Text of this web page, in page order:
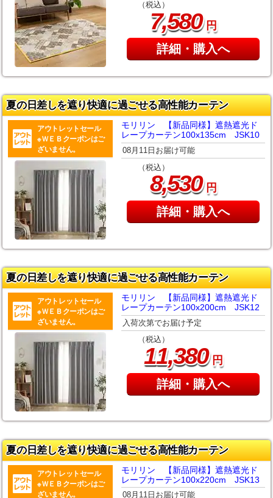
（税込）
7,580円
詳細・購入へ
夏の日差しを遮り快適に過ごせる高性能カーテン
アウトレットセール
※ＷＥＢクーポンはご
ざいません。
モリリン 【新品同様】遮熱遮光ド
レープカーテン100x135cm JSK10
08月11日お届け可能
（税込）
8,530円
詳細・購入へ
夏の日差しを遮り快適に過ごせる高性能カーテン
アウトレットセール
※ＷＥＢクーポンはご
ざいません。
モリリン 【新品同様】遮熱遮光ド
レープカーテン100x200cm JSK12
入荷次第でお届け予定
（税込）
11,380円
詳細・購入へ
夏の日差しを遮り快適に過ごせる高性能カーテン
アウトレットセール
※ＷＥＢクーポンはご
ざいません。
モリリン 【新品同様】遮熱遮光ド
レープカーテン100x220cm JSK13
08月11日お届け可能